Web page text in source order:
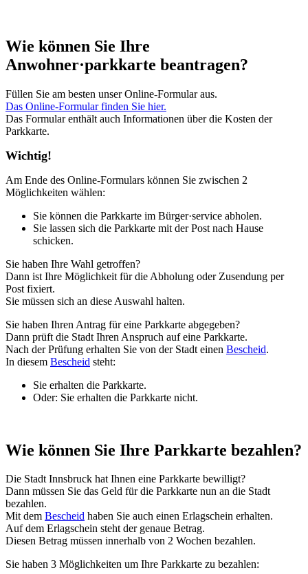
Wie können Sie Ihre
Anwohner·parkkarte beantragen?
Füllen Sie am besten unser Online-Formular aus.
Das Online-Formular finden Sie hier.
Das Formular enthält auch Informationen über die Kosten der
Parkkarte.
Wichtig!
Am Ende des Online-Formulars können Sie zwischen 2
Möglichkeiten wählen:
Sie können die Parkkarte im Bürger·service abholen.
Sie lassen sich die Parkkarte mit der Post nach Hause
schicken.
Sie haben Ihre Wahl getroffen?
Dann ist Ihre Möglichkeit für die Abholung oder Zusendung per
Post fixiert.
Sie müssen sich an diese Auswahl halten.
Sie haben Ihren Antrag für eine Parkkarte abgegeben?
Dann prüft die Stadt Ihren Anspruch auf eine Parkkarte.
Nach der Prüfung erhalten Sie von der Stadt einen Bescheid.
In diesem Bescheid steht:
Sie erhalten die Parkkarte.
Oder: Sie erhalten die Parkkarte nicht.
Wie können Sie Ihre Parkkarte bezahlen?
Die Stadt Innsbruck hat Ihnen eine Parkkarte bewilligt?
Dann müssen Sie das Geld für die Parkkarte nun an die Stadt
bezahlen.
Mit dem Bescheid haben Sie auch einen Erlagschein erhalten.
Auf dem Erlagschein steht der genaue Betrag.
Diesen Betrag müssen innerhalb von 2 Wochen bezahlen.
Sie haben 3 Möglichkeiten um Ihre Parkkarte zu bezahlen: